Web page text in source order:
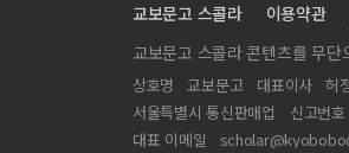
교보문고 스콜라 이용약관
교보문고 스콜라 콘텐츠를 무
상호명 교보문고 대표이사 허
서울특별시 통신판매업
신고번호
대표 이메일